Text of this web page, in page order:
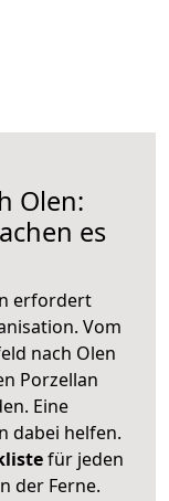
Olen:
es
erfordert
Vom
nach Olen
Porzellan
Eine
dabei helfen.
für jeden
der Ferne.